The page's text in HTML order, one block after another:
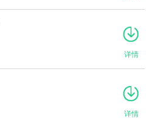
详情
详情